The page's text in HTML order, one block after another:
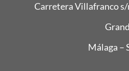
Carretera Villafranco s/
Málaga –